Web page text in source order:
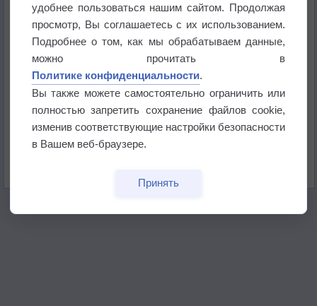
Приложение построит маршрут через тень
Атмосфера начала замерзать
В Приморье обнаружены морские волны тепла
Изменение климата повлияло на ареал обитания
удобнее пользоваться нашим сайтом. Продолжая
просмотр, Вы соглашаетесь с их использованием.
Подробнее о том, как мы обрабатываем данные,
можно прочитать в
Политике конфиденциальности.
Вы также можете самостоятельно ограничить или
полностью запретить сохранение файлов cookie,
изменив соответствующие настройки безопасности
в Вашем веб-браузере.
Принять